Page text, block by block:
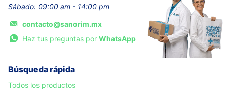
Sábado: 09:00 am - 14:00 pm
contacto@sanorim.mx
Haz tus preguntas por WhatsApp
Búsqueda rápida
Todos los productos